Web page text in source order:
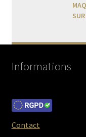
Informations
Contact